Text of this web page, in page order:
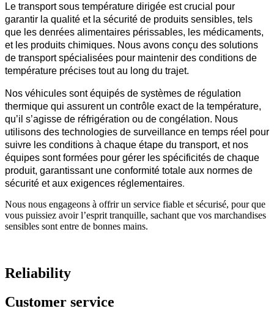
Le transport sous température dirigée est crucial pour
garantir la qualité et la sécurité de produits sensibles, tels
que les denrées alimentaires périssables, les médicaments,
et les produits chimiques. Nous avons conçu des solutions
de transport spécialisées pour maintenir des conditions de
température précises tout au long du trajet.
Nos véhicules sont équipés de systèmes de régulation
thermique qui assurent un contrôle exact de la température,
qu’il s’agisse de réfrigération ou de congélation. Nous
utilisons des technologies de surveillance en temps réel pour
suivre les conditions à chaque étape du transport, et nos
équipes sont formées pour gérer les spécificités de chaque
produit, garantissant une conformité totale aux normes de
sécurité et aux exigences réglementaires.
Nous nous engageons à offrir un service fiable et sécurisé, pour que
vous puissiez avoir l’esprit tranquille, sachant que vos marchandises
sensibles sont entre de bonnes mains.
Reliability
Customer service